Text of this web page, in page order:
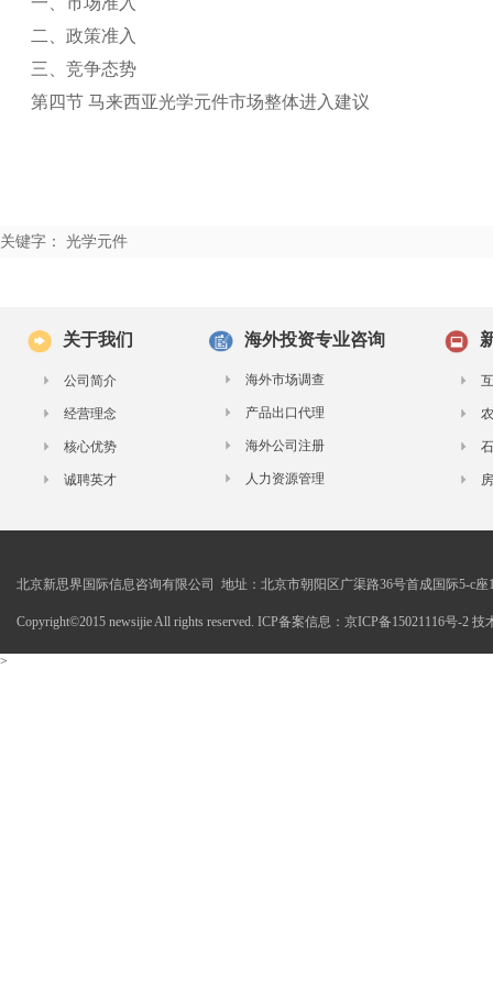
二、政策准入
三、竞争态势
第四节 马来西亚光学元件市场整体进入建议
关键字： 光学元件
关于我们
公司简介
经营理念
核心优势
诚聘英才
海外投资专业咨询
海外市场调查
产品出口代理
海外公司注册
人力资源管理
北京新思界国际信息咨询有限公司 地址：北京市朝阳区广渠路36号首成国际5-c座
Copyright©2015 newsijie All rights reserved. ICP备案信息：京ICP备15021116号-2 技
>